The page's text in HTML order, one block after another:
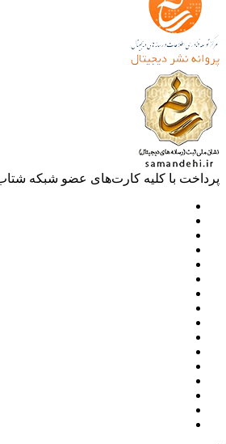
با کلیه کارت‌های عضو شبکه شتاب